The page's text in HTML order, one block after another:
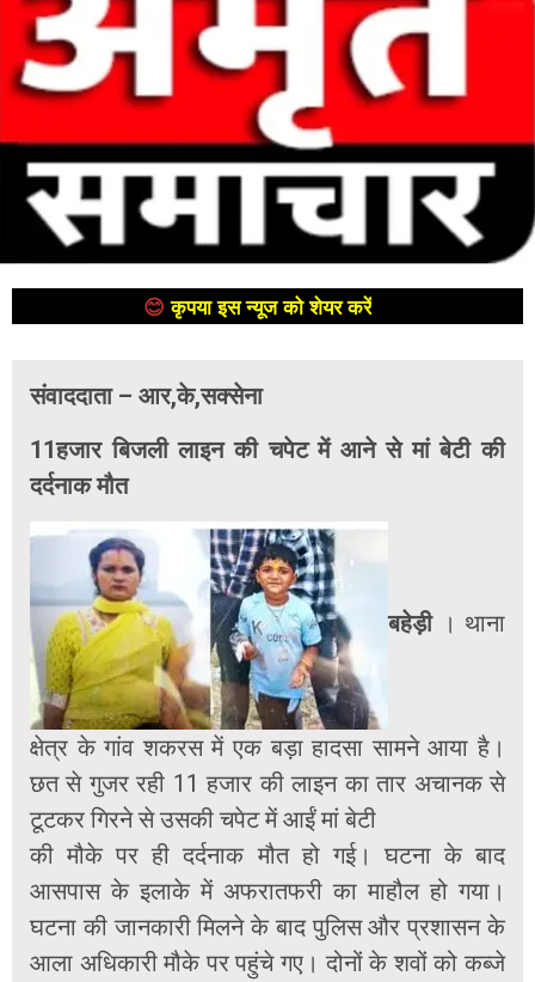
😊 कृपया इस न्यूज को शेयर करें😊
संवाददाता – आर,के,सक्सेना
11हजार बिजली लाइन की चपेट में आने से मां बेटी की
दर्दनाक मौत
बहेड़ी। थाना
क्षेत्र के गांव शकरस में एक बड़ा हादसा सामने आया है।
छत से गुजर रही 11 हजार की लाइन का तार अचानक से
टूटकर गिरने से उसकी चपेट में आईं मां बेटी
की मौके पर ही दर्दनाक मौत हो गई। घटना के बाद
आसपास के इलाके में अफरातफरी का माहौल हो गया।
घटना की जानकारी मिलने के बाद पुलिस और प्रशासन के
आला अधिकारी मौके पर पहुंचे गए। दोनों के शवों को कब्जे